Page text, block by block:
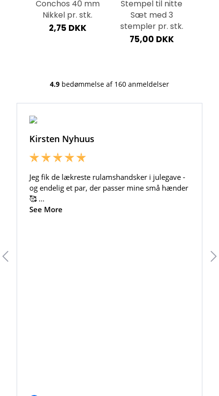
Conchos 40 mm
Nikkel pr. stk.
2,75 DKK
Stempel til nitte
Sæt med 3
stempler pr. stk.
75,00 DKK